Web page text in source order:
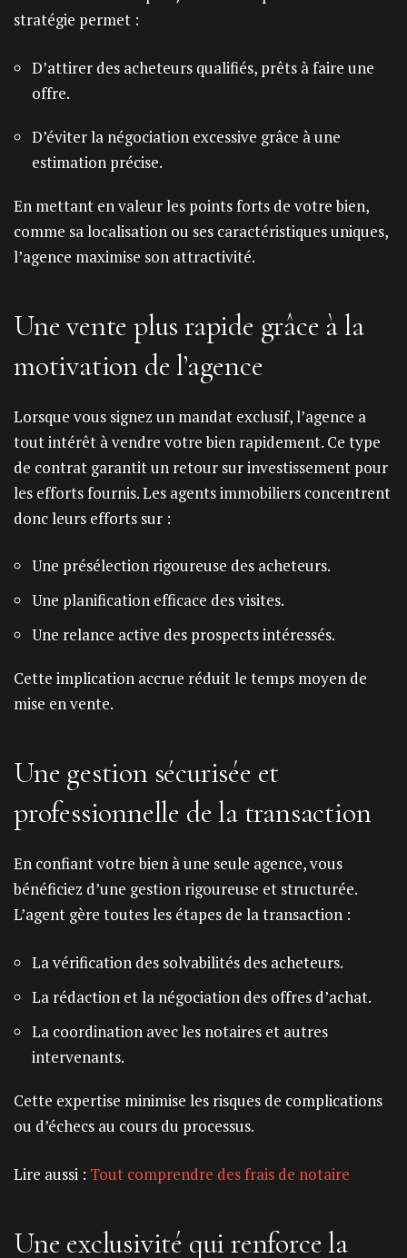
stratégie permet :
D’attirer des acheteurs qualifiés, prêts à faire une
offre.
D’éviter la négociation excessive grâce à une
estimation précise.
En mettant en valeur les points forts de votre bien,
comme sa localisation ou ses caractéristiques uniques,
l’agence maximise son attractivité.
Une vente plus rapide grâce à la
motivation de l’agence
Lorsque vous signez un mandat exclusif, l’agence a
tout intérêt à vendre votre bien rapidement. Ce type
de contrat garantit un retour sur investissement pour
les efforts fournis. Les agents immobiliers concentrent
donc leurs efforts sur :
Une présélection rigoureuse des acheteurs.
Une planification efficace des visites.
Une relance active des prospects intéressés.
Cette implication accrue réduit le temps moyen de
mise en vente.
Une gestion sécurisée et
professionnelle de la transaction
En confiant votre bien à une seule agence, vous
bénéficiez d’une gestion rigoureuse et structurée.
L’agent gère toutes les étapes de la transaction :
La vérification des solvabilités des acheteurs.
La rédaction et la négociation des offres d’achat.
La coordination avec les notaires et autres
intervenants.
Cette expertise minimise les risques de complications
ou d’échecs au cours du processus.
Lire aussi : Tout comprendre des frais de notaire
Une exclusivité qui renforce la